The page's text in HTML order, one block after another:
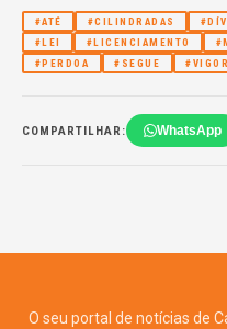
#ATÉ #CILINDRADAS
#LEI
#LICENCIAMENTO
#PERDOA
#SEGUE #VIGOR
COMPARTILHAR: WhatsApp
O seu portal de notícias de